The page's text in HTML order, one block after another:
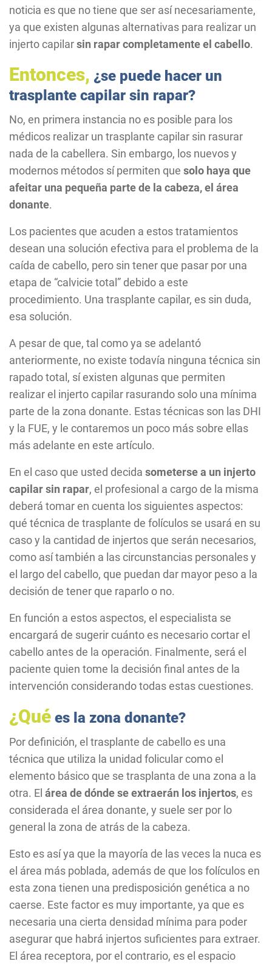
noticia es que no tiene que ser así necesariamente,
ya que existen algunas alternativas para realizar un
injerto capilarsin rapar completamente el cabello.
Entonces, ¿se puede hacer un
trasplante capilar sin rapar?
No, en primera instancia no es posible para los
médicos realizar un trasplante capilar sin rasurar
nada de la cabellera. Sin embargo, los nuevos y
modernos métodos sí permiten que solo haya que
afeitar una pequeña parte de la cabeza, el área
donante.
Los pacientes que acuden a estos tratamientos
desean una solución efectiva para el problema de la
caída de cabello, pero sin tener que pasar por una
etapa de “calvicie total” debido a este
procedimiento. Una trasplante capilar, es sin duda,
esa solución.
A pesar de que, tal como ya se adelantó
anteriormente, no existe todavía ninguna técnica sin
rapado total, sí existen algunas que permiten
realizar el injerto capilar rasurando solo una mínima
parte de la zona donante. Estas técnicas son las DHI
y la FUE, y le contaremos un poco más sobre ellas
más adelante en este artículo.
En el caso que usted decida someterse a un injerto
capilar sin rapar, el profesional a cargo de la misma
deberá tomar en cuenta los siguientes aspectos:
qué técnica de trasplante de folículos se usará en su
caso y la cantidad de injertos que serán necesarios,
como así también a las circunstancias personales y
el largo del cabello, que puedan dar mayor peso a la
decisión de tener que raparlo o no.
En función a estos aspectos, el especialista se
encargará de sugerir cuánto es necesario cortar el
cabello antes de la operación. Finalmente, será el
paciente quien tome la decisión final antes de la
intervención considerando todas estas cuestiones.
¿Qué es la zona donante?
Por definición, el trasplante de cabello es una
técnica que utiliza la unidad folicular como el
elemento básico que se trasplanta de una zona a la
otra. El área de dónde se extraerán los injertos, es
considerada el área donante, y suele ser por lo
general la zona de atrás de la cabeza.
Esto es así ya que la mayoría de las veces la nuca es
el área más poblada, además de que los folículos en
esta zona tienen una predisposición genética a no
caerse. Este factor es muy importante, ya que es
necesaria una cierta densidad mínima para poder
asegurar que habrá injertos suficientes para extraer.
El área receptora, por el contrario, es el espacio